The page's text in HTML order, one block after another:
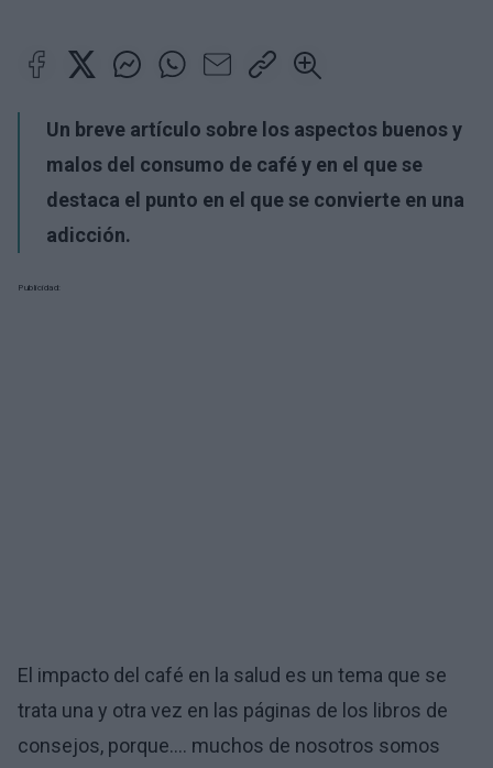
Un breve artículo sobre los aspectos buenos y
malos del consumo de café y en el que se
destaca el punto en el que se convierte en una
adicción.
Publicidad:
El impacto del café en la salud es un tema que se
trata una y otra vez en las páginas de los libros de
consejos, porque.... muchos de nosotros somos